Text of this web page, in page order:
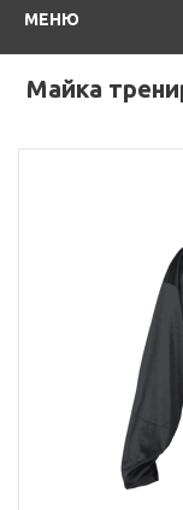
МЕНЮ
Майка